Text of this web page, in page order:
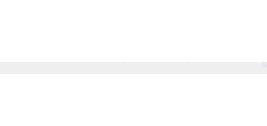
стійка база ділового партнерства і співробітництва на
реалізації проектів будівництва об’єктів